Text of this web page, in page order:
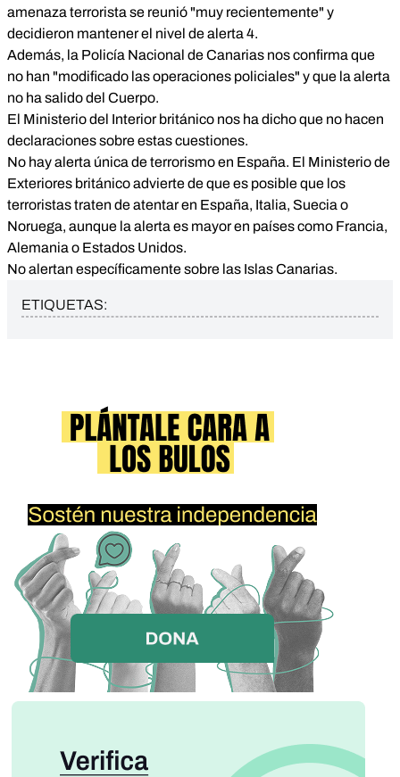
amenaza terrorista se reunió "muy recientemente" y
decidieron mantener el nivel de alerta 4.
Además, la Policía Nacional de Canarias nos confirma que
no han "modificado las operaciones policiales" y que la alerta
no ha salido del Cuerpo.
El Ministerio del Interior británico nos ha dicho que no hacen
declaraciones sobre estas cuestiones.
No hay alerta única de terrorismo en España. El Ministerio de
Exteriores británico advierte de que es posible que los
terroristas traten de atentar en España, Italia, Suecia o
Noruega, aunque la alerta es mayor en países como Francia,
Alemania o Estados Unidos.
No alertan específicamente sobre las Islas Canarias.
ETIQUETAS: